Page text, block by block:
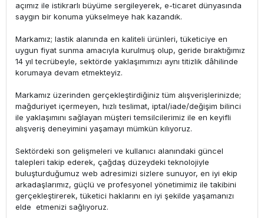
açımız ile istikrarlı büyüme sergileyerek, e-ticaret dünyasında
saygın bir konuma yükselmeye hak kazandık.
Markamız; lastik alanında en kaliteli ürünleri, tüketiciye en
uygun fiyat sunma amacıyla kurulmuş olup, geride bıraktığımız
14 yıl tecrübeyle, sektörde yaklaşımımızı aynı titizlik dâhilinde
korumaya devam etmekteyiz.
Markamız üzerinden gerçekleştirdiğiniz tüm alışverişlerinizde;
mağduriyet içermeyen, hızlı teslimat, iptal/iade/değişim bilinci
ile yaklaşımını sağlayan müşteri temsilcilerimiz ile en keyifli
alışveriş deneyimini yaşamayı mümkün kılıyoruz.
Sektördeki son gelişmeleri ve kullanıcı alanındaki güncel
talepleri takip ederek, çağdaş düzeydeki teknolojiyle
buluşturduğumuz web adresimizi sizlere sunuyor, en iyi ekip
arkadaşlarımız, güçlü ve profesyonel yönetimimiz ile takibini
gerçekleştirerek, tüketici haklarını en iyi şekilde yaşamanızı
elde etmenizi sağlıyoruz.